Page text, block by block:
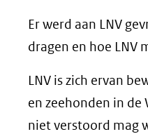
Er werd aan LNV
dragen en hoe LNV
LNV is zich ervan
en zeehonden in de
niet verstoord mag